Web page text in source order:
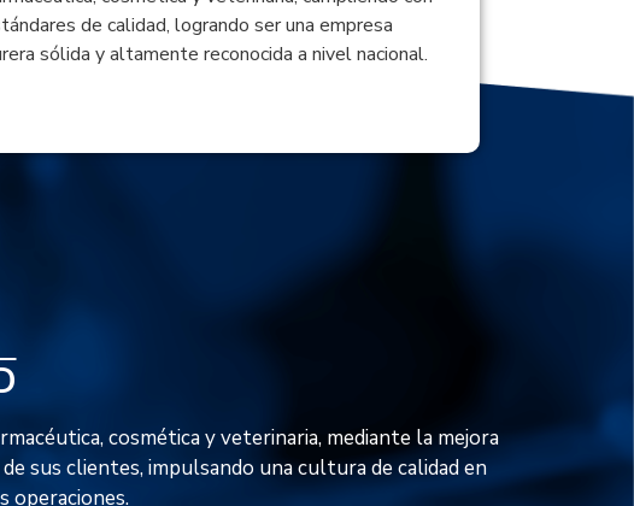
de calidad, logrando ser una empresa
sólida y altamente reconocida a nivel nacional.
cosmética y veterinaria, mediante la mejora
sus clientes, impulsando una cultura de calidad en
operaciones.